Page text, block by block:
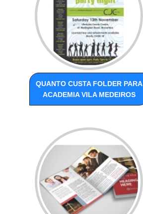
QUANTO CUSTA FOLDER PARA
ACADEMIA VILA MEDEIROS